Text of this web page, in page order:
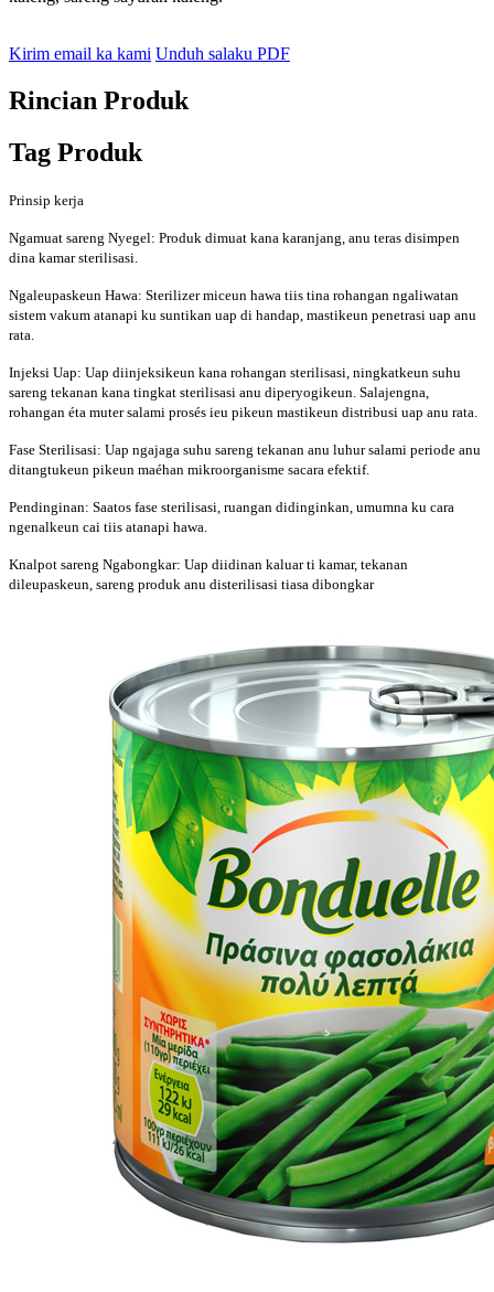
Kirim email ka kami Unduh salaku PDF
Rincian Produk
Tag Produk
Prinsip kerja
Ngamuat sareng Nyegel: Produk dimuat kana karanjang, anu teras disimpen
dina kamar sterilisasi.
Ngaleupaskeun Hawa: Sterilizer miceun hawa tiis tina rohangan ngaliwatan
sistem vakum atanapi ku suntikan uap di handap, mastikeun penetrasi uap anu
rata.
Injeksi Uap: Uap diinjeksikeun kana rohangan sterilisasi, ningkatkeun suhu
sareng tekanan kana tingkat sterilisasi anu diperyogikeun. Salajengna,
rohangan éta muter salami prosés ieu pikeun mastikeun distribusi uap anu rata.
Fase Sterilisasi: Uap ngajaga suhu sareng tekanan anu luhur salami periode anu
ditangtukeun pikeun maéhan mikroorganisme sacara efektif.
Pendinginan: Saatos fase sterilisasi, ruangan didinginkan, umumna ku cara
ngenalkeun cai tiis atanapi hawa.
Knalpot sareng Ngabongkar: Uap diidinan kaluar ti kamar, tekanan
dileupaskeun, sareng produk anu disterilisasi tiasa dibongkar